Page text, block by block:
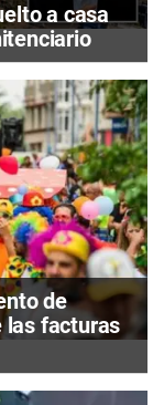
a casa
de
las facturas